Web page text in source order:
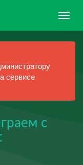
сервисе
с